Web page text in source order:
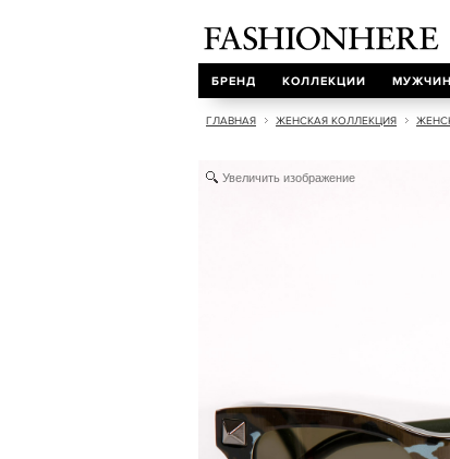
БРЕНД КОЛЛЕКЦИИ
ГЛАВНАЯ ЖЕНСКАЯ КОЛЛЕКЦИЯ
Увеличить изображение